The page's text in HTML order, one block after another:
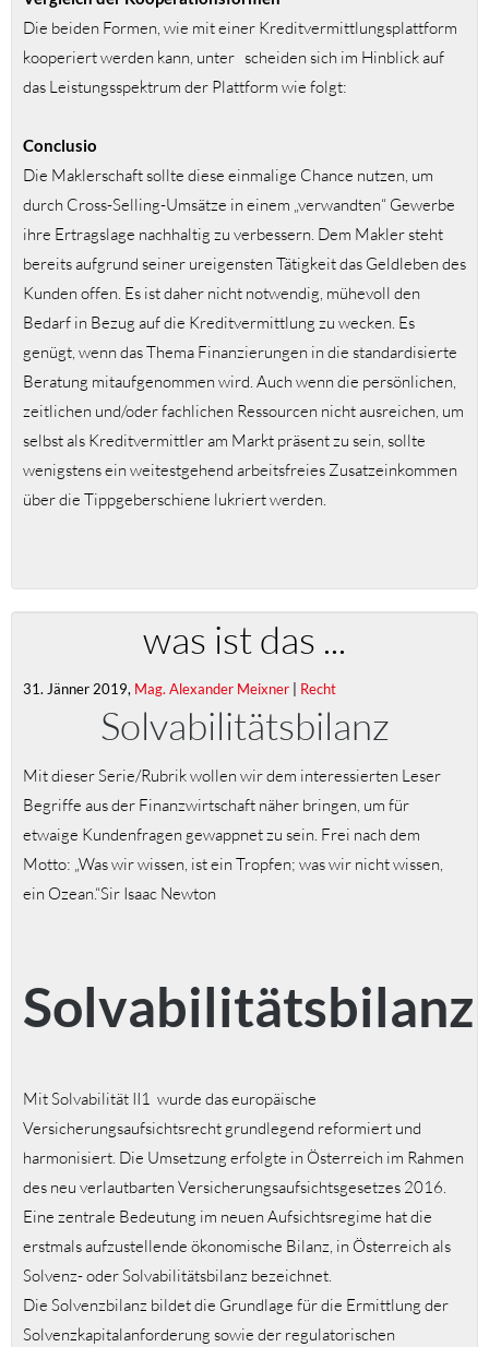
Die beiden Formen, wie mit einer Kreditvermittlungsplattform
kooperiert werden kann, unter scheiden sich im Hinblick auf
das Leistungsspektrum der Plattform wie folgt:
Conclusio
Die Maklerschaft sollte diese einmalige Chance nutzen, um
durch Cross-Selling-Umsätze in einem „verwandten“ Gewerbe
ihre Ertragslage nachhaltig zu verbessern. Dem Makler steht
bereits aufgrund seiner ureigensten Tätigkeit das Geldleben des
Kunden offen. Es ist daher nicht notwendig, mühevoll den
Bedarf in Bezug auf die Kreditvermittlung zu wecken. Es
genügt, wenn das Thema Finanzierungen in die standardisierte
Beratung mitaufgenommen wird. Auch wenn die persönlichen,
zeitlichen und/oder fachlichen Ressourcen nicht ausreichen, um
selbst als Kreditvermittler am Markt präsent zu sein, sollte
wenigstens ein weitestgehend arbeitsfreies Zusatzeinkommen
über die Tippgeberschiene lukriert werden.
was ist das ...
31. Jänner 2019, Mag. Alexander Meixner | Recht
Solvabilitätsbilanz
Mit dieser Serie/Rubrik wollen wir dem interessierten Leser
Begriffe aus der Finanzwirtschaft näher bringen, um für
etwaige Kundenfragen gewappnet zu sein. Frei nach dem
Motto: „Was wir wissen, ist ein Tropfen; was wir nicht wissen,
ein Ozean.“Sir Isaac Newton
Solvabilitätsbilanz
Mit Solvabilität II1 wurde das europäische
Versicherungsaufsichtsrecht grundlegend reformiert und
harmonisiert. Die Umsetzung erfolgte in Österreich im Rahmen
des neu verlautbarten Versicherungsaufsichtsgesetzes 2016.
Eine zentrale Bedeutung im neuen Aufsichtsregime hat die
erstmals aufzustellende ökonomische Bilanz, in Österreich als
Solvenz- oder Solvabilitätsbilanz bezeichnet.
Die Solvenzbilanz bildet die Grundlage für die Ermittlung der
Solvenzkapitalanforderung sowie der regulatorischen